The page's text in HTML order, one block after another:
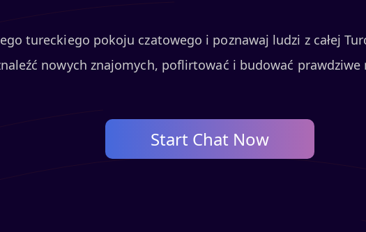
tureckiego pokoju czatowego i poznawaj ludzi z całej
nowych znajomych, poflirtować i budować prawdziwe
Start Chat Now